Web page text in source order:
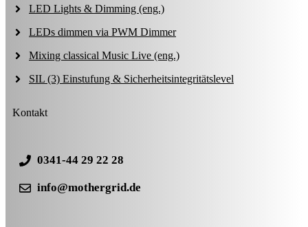
LED Lights & Dimming (eng.)
LEDs dimmen via PWM Dimmer
Mixing classical Music Live (eng.)
SIL (3) Einstufung & Sicherheitsintegritätslevel
Kontakt
0341-44 29 22 28
info@mothergrid.de